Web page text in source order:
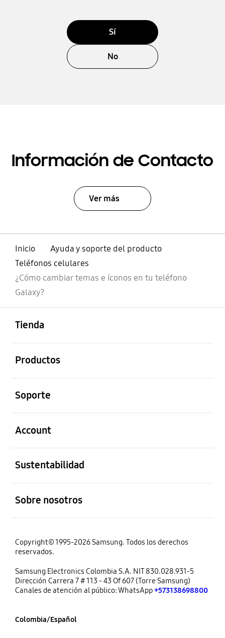
Sí
No
Información de Contacto
Ver más
Inicio
Ayuda y soporte del producto
Teléfonos celulares
¿Cómo cambiar temas e íconos en tu teléfono
Galaxy?
Tienda
Productos
Soporte
Account
Sustentabilidad
Sobre nosotros
Copyright© 1995-2026 Samsung. Todos los derechos
reservados.
Samsung Electronics Colombia S.A. NIT 830.028.931-5
Dirección Carrera 7 # 113 - 43 Of 607 (Torre Samsung)
Canales de atención al público: WhatsApp+573138698800
Colombia/Español